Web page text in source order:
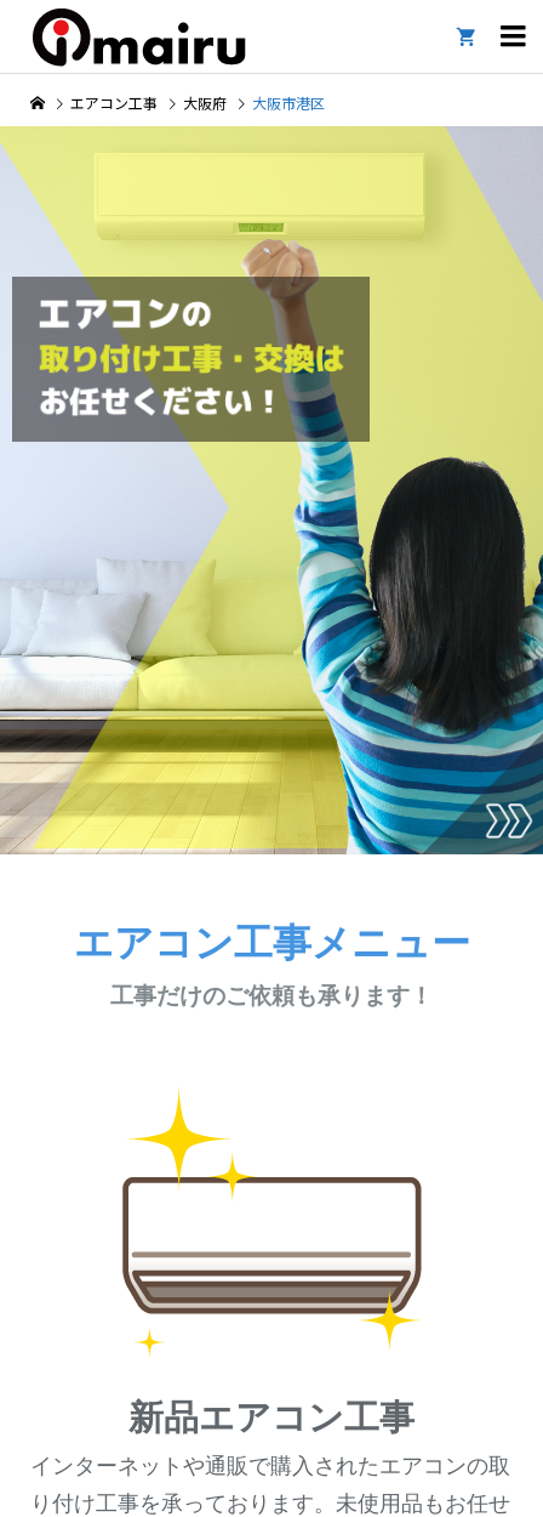

エアコン工事 大阪府 大阪市港区
エアコン工事メニュー
工事だけのご依頼も承ります！
新品エアコン工事
インターネットや通販で購入されたエアコンの取
り付け工事を承っております。未使用品もお任せ